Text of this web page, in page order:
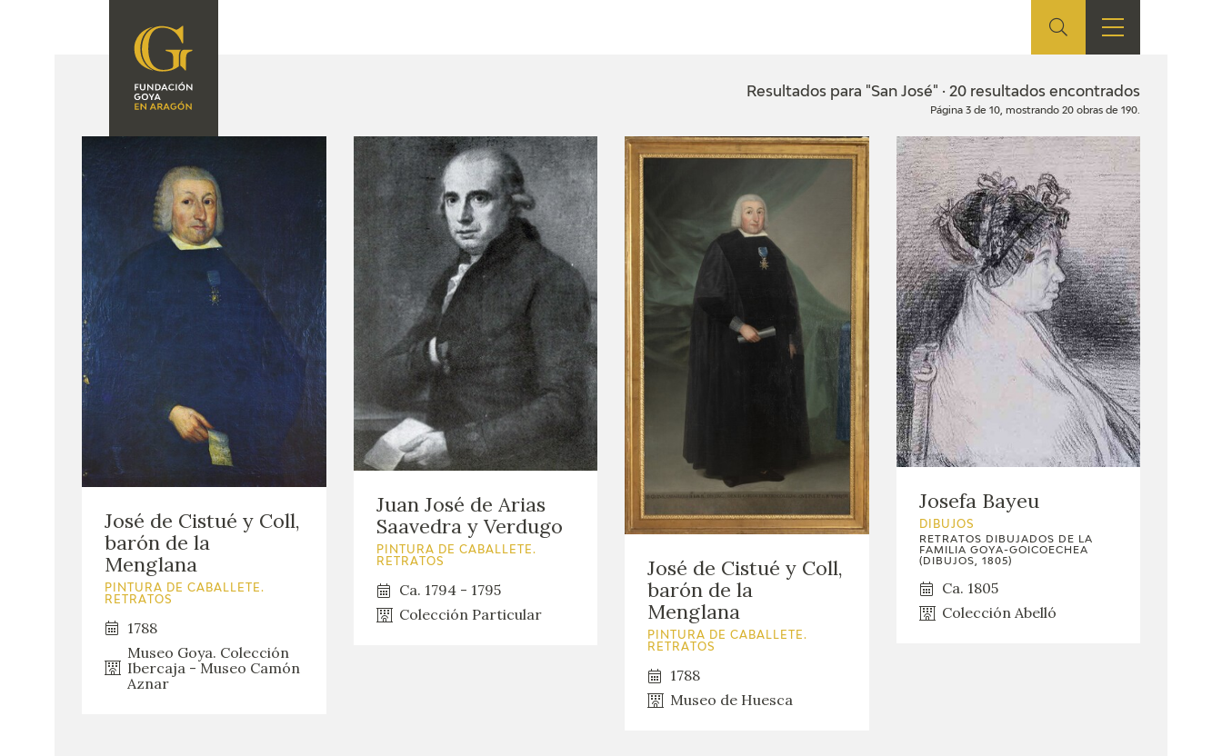
FUNDACIÓN
INVESTIGACIÓN Y
DOCUMENTACIÓN
CORPORATIVA
PRENSA
BLOG CUADERNO
ITALIANO
CRONOLOGÍA
EL VIAJE DE GOYA
CATÁLOGO
GOYA EN EL MUNDO
GOYA EN ARAGÓN
PREMIO ARAGÓN
GOYA
EDICIONES TIENDA EDUCA
RECURSOS
EDUCATIVOS
FICHAS ARASAAC
Resultados para "San José" · 20 resultados encontrados
Página 3 de 10, mostrando 20 obras de 190.
José de Cistué y Coll,
barón de la
Menglana
PINTURA DE CABALLETE.
RETRATOS
1788
Museo Goya. Colección
Ibercaja - Museo Camón
Aznar
Juan José de Arias
Saavedra y Verdugo
PINTURA DE CABALLETE.
RETRATOS
Ca. 1794 - 1795
Colección Particular
José de Cistué y Coll,
barón de la
Menglana
PINTURA DE CABALLETE.
RETRATOS
1788
Museo de Huesca
Josefa Bayeu
DIBUJOS
RETRATOS DIBUJADOS DE LA
FAMILIA GOYA-GOICOECHEA
(DIBUJOS, 1805)
Ca. 1805
Colección Abelló